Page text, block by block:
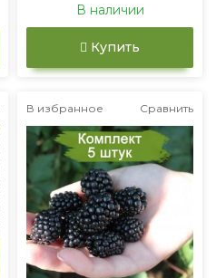
В наличии
Купить
В избранное Сравнить